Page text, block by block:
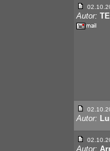
Autor:
Autor:
Autor: